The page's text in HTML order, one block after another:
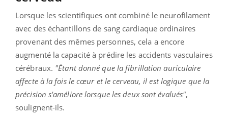
Lorsque les scientifiques ont combiné le neurofilament
avec des échantillons de sang cardiaque ordinaires
provenant des mêmes personnes, cela a encore
augmenté la capacité à prédire les accidents vasculaires
cérébraux. "Étant donné que la fibrillation auriculaire
affecte à la fois le cœur et le cerveau, il est logique que la
précision s'améliore lorsque les deux sont évalués",
soulignent-ils.